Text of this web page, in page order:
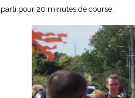
parti pour 20 minutes de course.